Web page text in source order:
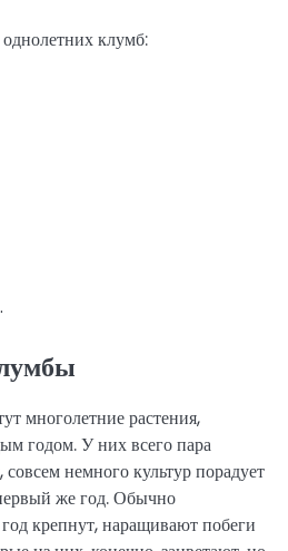
клумб:
многолетние растения,
годом. У них всего пара
немного культур порадует
же год. Обычно
крепнут, наращивают побеги